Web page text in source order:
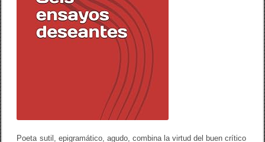
Poeta sutil, epigramático, agudo, combina la virtud del buen crítico